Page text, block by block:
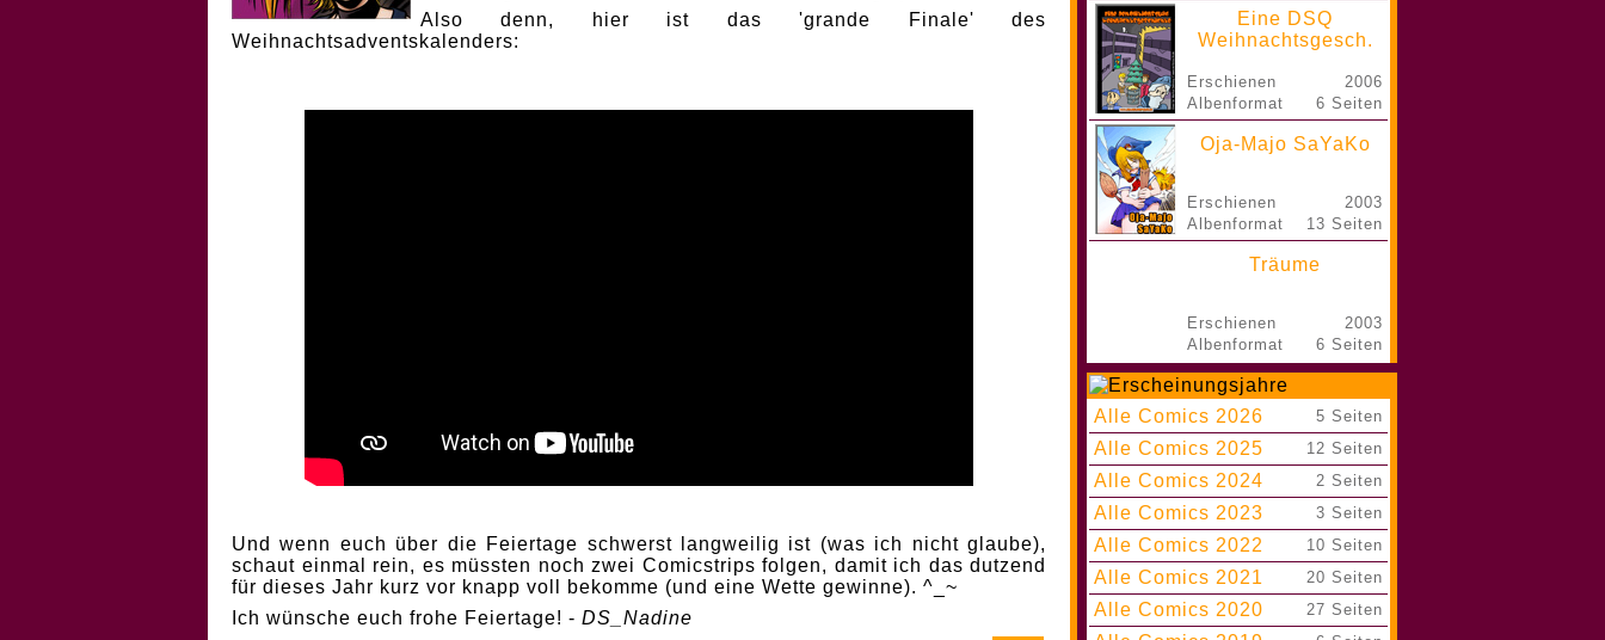
Also denn, hier ist das 'grande Finale' des
Weihnachtsadventskalenders:
Und wenn euch über die Feiertage schwerst langweilig ist (was ich nicht glaube),
schaut einmal rein, es müssten noch zwei Comicstrips folgen, damit ich das dutzend
für dieses Jahr kurz vor knapp voll bekomme (und eine Wette gewinne). ^_~
Ich wünsche euch frohe Feiertage! - DS_Nadine
Eine DSQ
Weihnachtsgesch.
Erschienen
Albenformat
2006
6 Seiten
Oja-Majo SaYaKo
Erschienen
Albenformat
2003
13 Seiten
Träume
Erschienen
Albenformat
2003
6 Seiten
Alle Comics 2026 5 Seiten
Alle Comics 2025 12 Seiten
Alle Comics 2024 2 Seiten
Alle Comics 2023 3 Seiten
Alle Comics 2022 10 Seiten
Alle Comics 2021 20 Seiten
Alle Comics 2020 27 Seiten